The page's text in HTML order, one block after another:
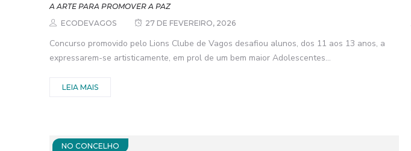
A ARTE PARA PROMOVER A PAZ
ECODEVAGOS
27 DE FEVEREIRO, 2026
Concurso promovido pelo Lions Clube de Vagos desafiou alunos, dos 11 aos 13 anos, a
expressarem-se artisticamente, em prol de um bem maior Adolescentes...
LEIA MAIS
NO CONCELHO